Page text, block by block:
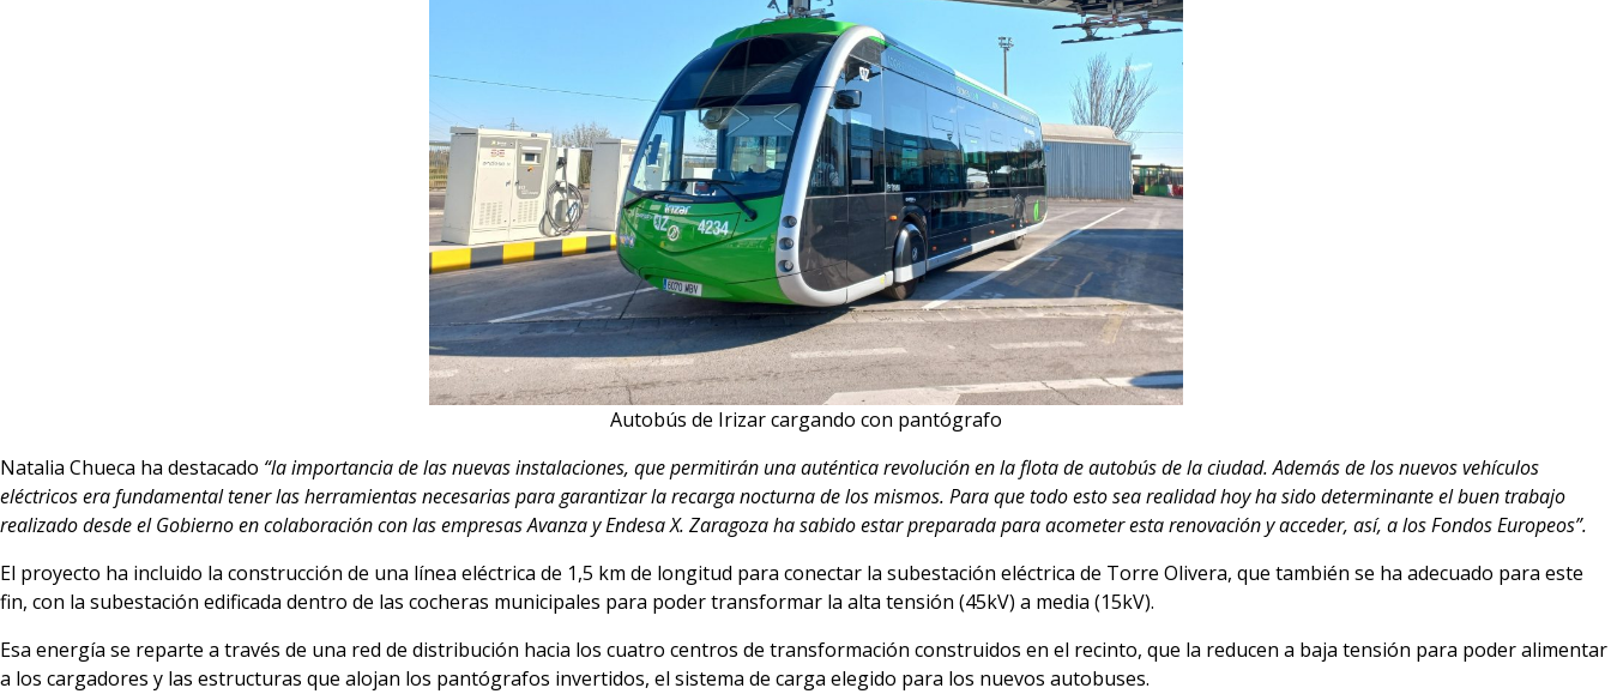
Autobús de Irizar cargando con pantógrafo
Natalia Chueca ha destacado “la importancia de las nuevas instalaciones, que permitirán una auténtica revolución en la flota de autobús de la ciudad. Además de los nuevos vehículos
eléctricos era fundamental tener las herramientas necesarias para garantizar la recarga nocturna de los mismos. Para que todo esto sea realidad hoy ha sido determinante el buen trabajo
realizado desde el Gobierno en colaboración con las empresas Avanza y Endesa X. Zaragoza ha sabido estar preparada para acometer esta renovación y acceder, así, a los Fondos Europeos”.
El proyecto ha incluido la construcción de una línea eléctrica de 1,5 km de longitud para conectar la subestación eléctrica de Torre Olivera, que también se ha adecuado para este
fin, con la subestación edificada dentro de las cocheras municipales para poder transformar la alta tensión (45kV) a media (15kV).
Esa energía se reparte a través de una red de distribución hacia los cuatro centros de transformación construidos en el recinto, que la reducen a baja tensión para poder alimentar
a los cargadores y las estructuras que alojan los pantógrafos invertidos, el sistema de carga elegido para los nuevos autobuses.